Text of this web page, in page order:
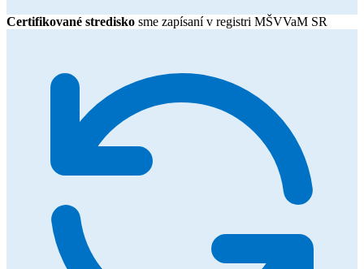
Certifikované stredisko sme zapísaní v registri MŠVVaM SR